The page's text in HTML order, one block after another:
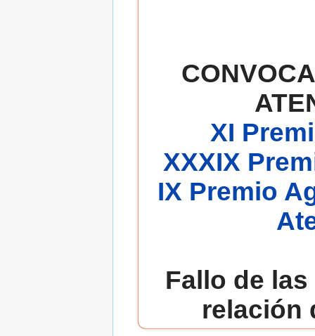
XI
XXXIX
IX Premio
Fallo de
relación